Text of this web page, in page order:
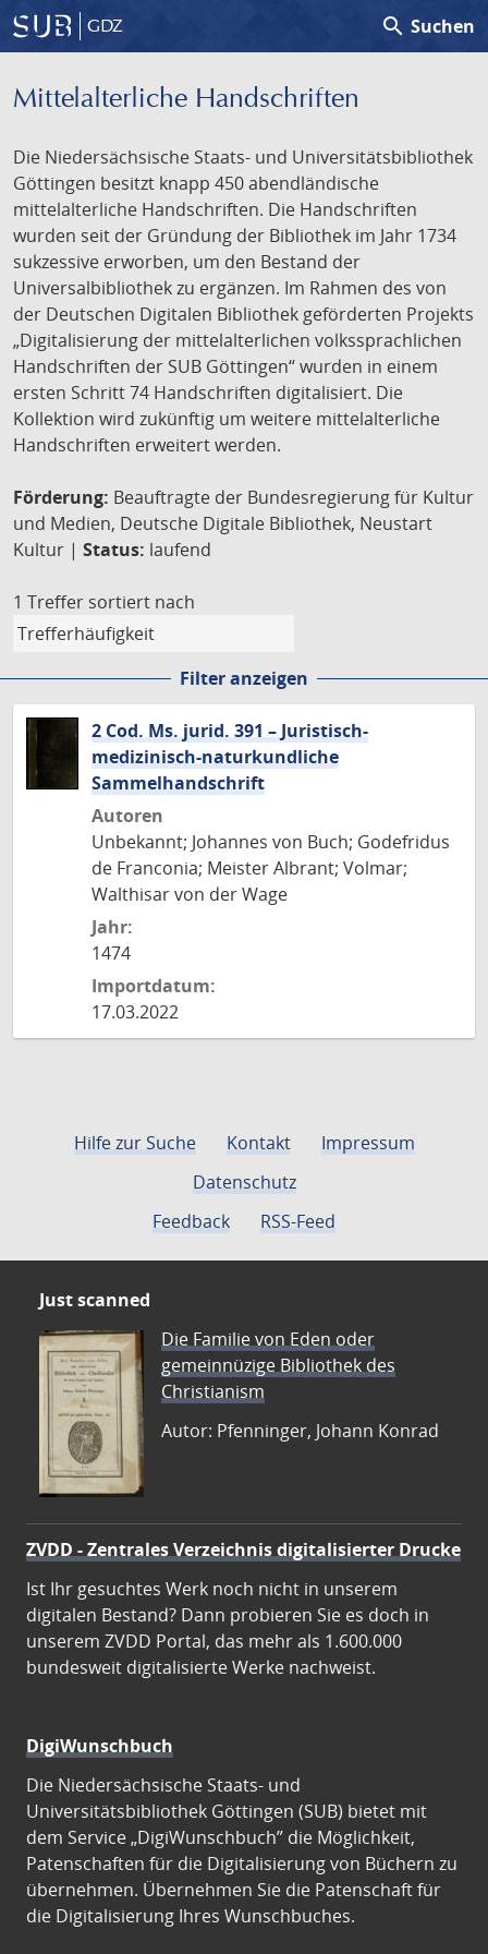
GDZ search Suchen
Mittelalterliche Handschriften
Die Niedersächsische Staats- und Universitätsbibliothek
Göttingen besitzt knapp 450 abendländische
mittelalterliche Handschriften. Die Handschriften
wurden seit der Gründung der Bibliothek im Jahr 1734
sukzessive erworben, um den Bestand der
Universalbibliothek zu ergänzen. Im Rahmen des von
der Deutschen Digitalen Bibliothek geförderten Projekts
„Digitalisierung der mittelalterlichen volkssprachlichen
Handschriften der SUB Göttingen“ wurden in einem
ersten Schritt 74 Handschriften digitalisiert. Die
Kollektion wird zukünftig um weitere mittelalterliche
Handschriften erweitert werden.
Förderung: Beauftragte der Bundesregierung für Kultur
und Medien, Deutsche Digitale Bibliothek, Neustart
Kultur | Status: laufend
1 Treffer sortiert nach
Filter anzeigen
2 Cod. Ms. jurid. 391 – Juristisch-
medizinisch-naturkundliche
Sammelhandschrift
Autoren
Unbekannt; Johannes von Buch; Godefridus
de Franconia; Meister Albrant; Volmar;
Walthisar von der Wage
Jahr:
1474
Importdatum:
17.03.2022
Hilfe zur Suche Kontakt
Impressum
Datenschutz
Feedback
RSS-Feed
Just scanned
Die Familie von Eden oder
gemeinnüzige Bibliothek des
Christianism
Autor: Pfenninger, Johann Konrad
ZVDD - Zentrales Verzeichnis digitalisierter Drucke
Ist Ihr gesuchtes Werk noch nicht in unserem
digitalen Bestand? Dann probieren Sie es doch in
unserem ZVDD Portal, das mehr als 1.600.000
bundesweit digitalisierte Werke nachweist.
DigiWunschbuch
Die Niedersächsische Staats- und
Universitätsbibliothek Göttingen (SUB) bietet mit
dem Service „DigiWunschbuch” die Möglichkeit,
Patenschaften für die Digitalisierung von Büchern zu
übernehmen. Übernehmen Sie die Patenschaft für
die Digitalisierung Ihres Wunschbuches.